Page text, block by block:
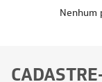
Nenhum